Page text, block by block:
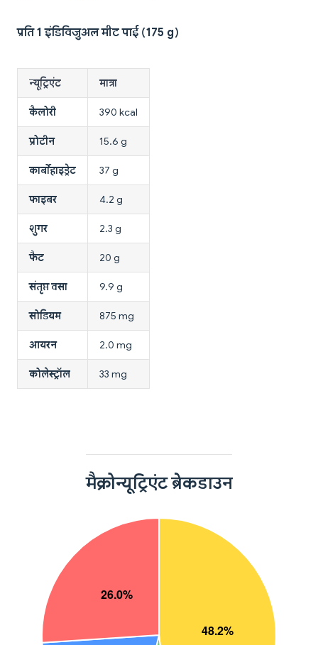
प्रति 1 इंडिविजुअल मीट पाई (175 g)
न्यूट्रिएंट मात्रा
कैलोरी 390 kcal
प्रोटीन 15.6 g
कार्बोहाइड्रेट 37 g
फाइबर 4.2 g
शुगर 2.3 g
फैट 20 g
संतृप्त वसा 9.9 g
सोडियम 875 mg
आयरन 2.0 mg
कोलेस्ट्रॉल 33 mg
मैक्रोन्यूट्रिएंट ब्रेकडाउन